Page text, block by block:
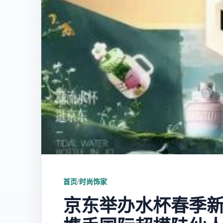
首页/时尚饰家
京东举办水杯春季